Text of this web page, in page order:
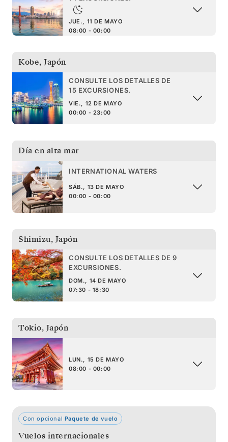
JUE., 11 DE MAYO
08:00 - 00:00
Kobe, Japón
CONSULTE LOS DETALLES DE
15 EXCURSIONES.
VIE., 12 DE MAYO
00:00 - 23:00
Día en alta mar
INTERNATIONAL WATERS
SÁB., 13 DE MAYO
00:00 - 00:00
Shimizu, Japón
CONSULTE LOS DETALLES DE 9
EXCURSIONES.
DOM., 14 DE MAYO
07:30 - 18:30
Tokio, Japón
LUN., 15 DE MAYO
08:00 - 00:00
Con opcional Paquete de vuelo
Vuelos internacionales